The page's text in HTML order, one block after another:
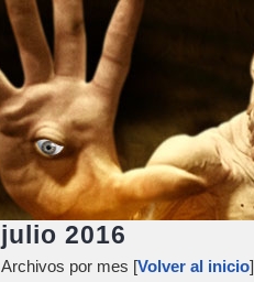
julio 2016
Archivos por mes [Volver al inicio]